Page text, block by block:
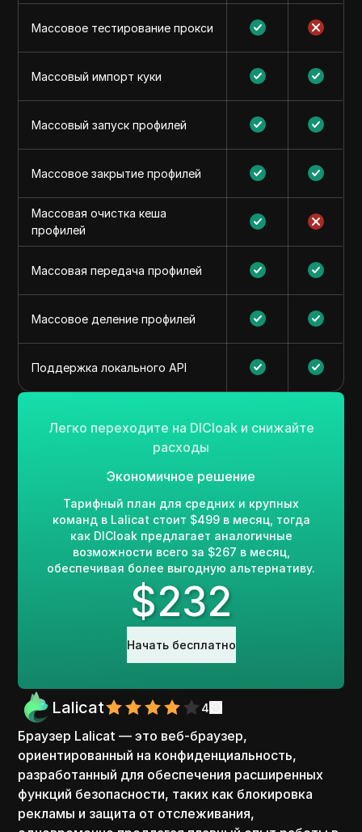
Массовое тестирование прокси
Массовый импорт куки
Массовый запуск профилей
Массовое закрытие профилей
Массовая очистка кеша
профилей
Массовая передача профилей
Массовое деление профилей
Поддержка локального API
Легко переходите на DICloak и снижайте
расходы
Экономичное решение
Тарифный план для средних и крупных
команд в Lalicat стоит $499 в месяц, тогда
как DICloak предлагает аналогичные
возможности всего за $267 в месяц,
обеспечивая более выгодную альтернативу.
$232
Начать бесплатно
Lalicat 4
Браузер Lalicat — это веб-браузер,
ориентированный на конфиденциальность,
разработанный для обеспечения расширенных
функций безопасности, таких как блокировка
рекламы и защита от отслеживания,